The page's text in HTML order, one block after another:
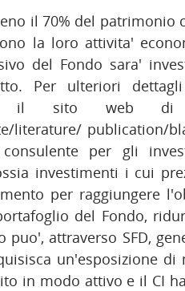
il 70% del patrimonio
la loro attivita'
del Fondo sara'
Per ulteriori
sito web di
literature/ publication/
consulente per gli
investimenti i cui
per raggiungere
del Fondo,
puo', attraverso SFD,
un'esposizione
in modo attivo e il CI